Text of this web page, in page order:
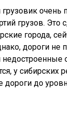
очень
грузов.
города,
дороги
у
дороги до